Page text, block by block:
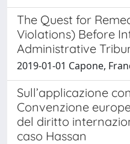
The Quest for
Violations) Before
Administrative
2019-01-01 Capone,
Sull’applicazione
Convenzione
del diritto
caso Hassan